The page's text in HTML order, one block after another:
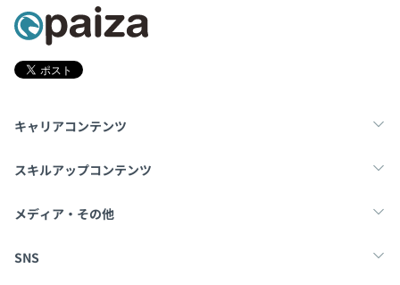
キャリアコンテンツ
転職・キャリア
スキルアップコンテンツ
学習
メディア・その他
Tech Team Journal
SNS